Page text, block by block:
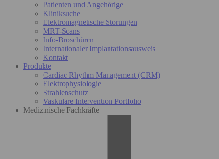
Patienten und Angehörige
Kliniksuche
Elektromagnetische Störungen
MRT-Scans
Info-Broschüren
Internationaler Implantationsausweis
Kontakt
Produkte
Cardiac Rhythm Management (CRM)
Elektrophysiologie
Strahlenschutz
Vaskuläre Intervention Portfolio
Medizinische Fachkräfte